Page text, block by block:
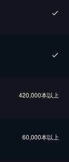
420,000本以上
60,000本以上